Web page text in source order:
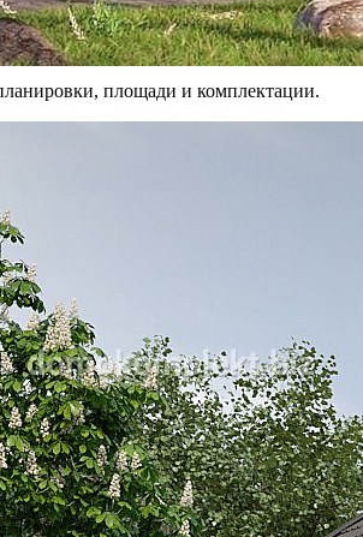
площади и комплектации.